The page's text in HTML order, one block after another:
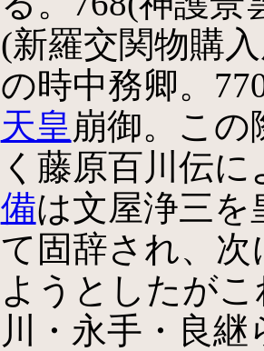
(新羅交関物購
の時中務卿。
天皇 崩御。この
く藤原百川伝
備は文屋浄三
て固辞され、次
ようとしたが
川・永手・良